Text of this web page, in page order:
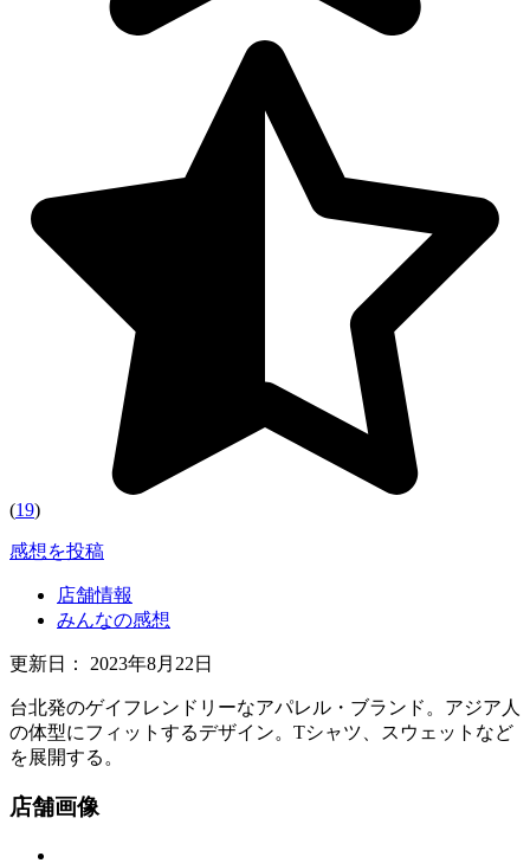
(19)
感想を投稿
店舗情報
みんなの感想
更新日： 2023年8月22日
台北発のゲイフレンドリーなアパレル・ブランド。アジア人
の体型にフィットするデザイン。Tシャツ、スウェットなど
を展開する。
店舗画像